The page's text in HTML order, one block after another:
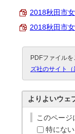
2018秋田市
2018秋田市
PDFファイル
ズ社のサイト（
よりよいウェ
このページ
特にない